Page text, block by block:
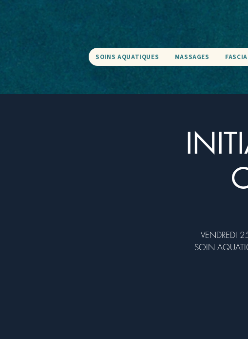
SOINS AQUATIQUES MASSAGES
VENDREDI
SOIN